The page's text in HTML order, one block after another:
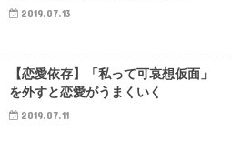
2019.07.13
【恋愛依存】「私って可哀想仮面」
を外すと恋愛がうまくいく
2019.07.11